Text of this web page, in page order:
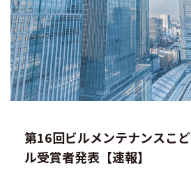
第16回ビルメンテナンスこ
ル受賞者発表【速報】